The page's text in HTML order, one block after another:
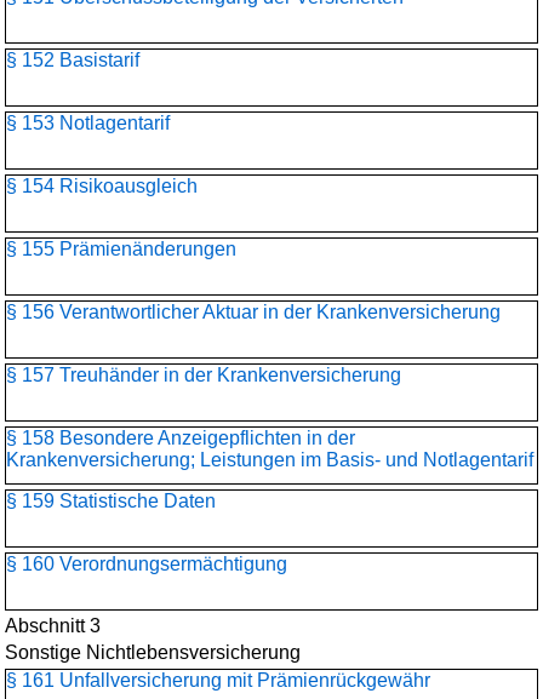
§ 152 Basistarif
§ 153 Notlagentarif
§ 154 Risikoausgleich
§ 155 Prämienänderungen
§ 156 Verantwortlicher Aktuar in der Krankenversicherung
§ 157 Treuhänder in der Krankenversicherung
§ 158 Besondere Anzeigepflichten in der
Krankenversicherung; Leistungen im Basis- und Notlagentarif
§ 159 Statistische Daten
§ 160 Verordnungsermächtigung
Abschnitt 3
Sonstige Nichtlebensversicherung
§ 161 Unfallversicherung mit Prämienrückgewähr